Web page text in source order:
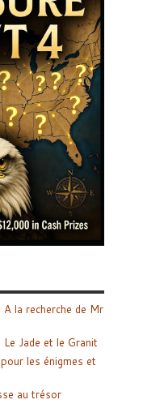
la recherche de Mr
Jade et le Granit
les énigmes et
au trésor